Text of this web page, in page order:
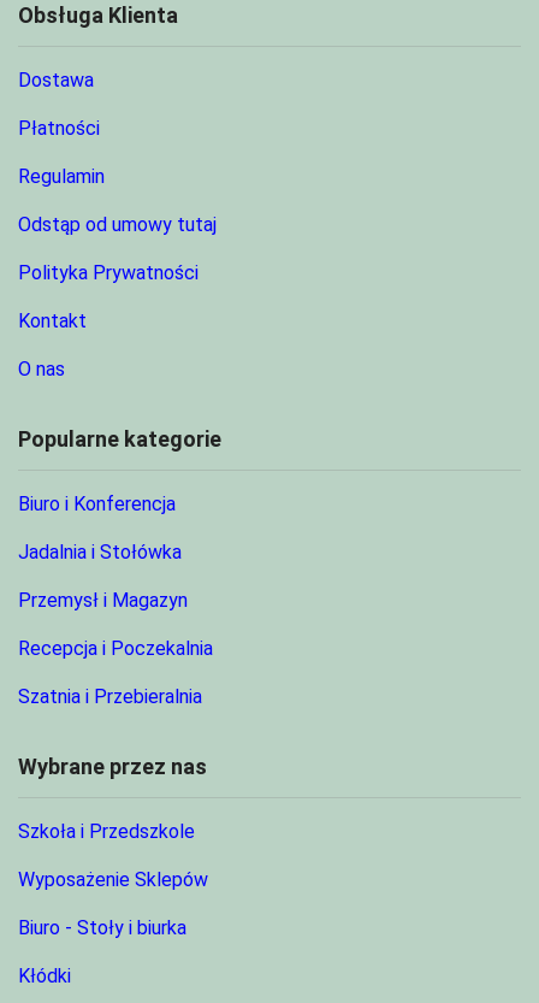
Obsługa Klienta
Dostawa
Płatności
Regulamin
Odstąp od umowy tutaj
Polityka Prywatności
Kontakt
O nas
Popularne kategorie
Biuro i Konferencja
Jadalnia i Stołówka
Przemysł i Magazyn
Recepcja i Poczekalnia
Szatnia i Przebieralnia
Wybrane przez nas
Szkoła i Przedszkole
Wyposażenie Sklepów
Biuro - Stoły i biurka
Kłódki